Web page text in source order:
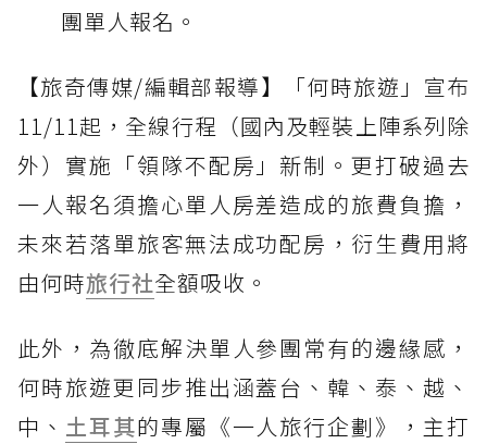
團單人報名。
【旅奇傳媒/編輯部報導】「何時旅遊」宣布
11/11起，全線行程（國內及輕裝上陣系列除
外）實施「領隊不配房」新制。更打破過去
一人報名須擔心單人房差造成的旅費負擔，
未來若落單旅客無法成功配房，衍生費用將
由何時旅行社全額吸收。
此外，為徹底解決單人參團常有的邊緣感，
何時旅遊更同步推出涵蓋台、韓、泰、越、
中、 土耳其的專屬《一人旅行企劃》，主打